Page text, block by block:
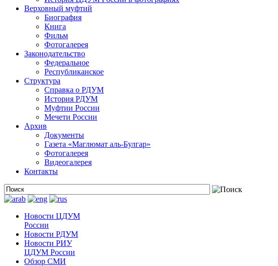
Верховный муфтий
Биография
Книга
Фильм
Фотогалерея
Законодательство
Федеральное
Республиканское
Структура
Справка о РДУМ
История РДУМ
Муфтии России
Мечети России
Архив
Документы
Газета «Маглюмат аль-Булгар»
Фотогалерея
Видеогалерея
Контакты
Новости ЦДУМ
России
Новости РДУМ
Новости РИУ
ЦДУМ России
Обзор СМИ